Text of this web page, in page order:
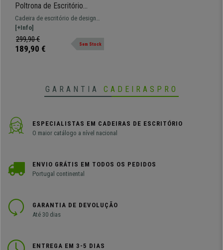
Poltrona de Escritório
RONDA PANO, Confortável e
Elegante, Base Metálica,
Creme
Cadeira de escritório de design
elegante e de qualidade. Formato
ergonómico, para uso intensivo.
[+Info]
299,90 €
189,90 € Sem Stock
GARANTIA CADEIRASPRO
ESPECIALISTAS EM CADEIRAS DE ESCRITÓRIO
O maior catálogo a nível nacional
ENVIO GRÁTIS EM TODOS OS PEDIDOS
Portugal continental
GARANTIA DE DEVOLUÇÃO
Até 30 dias
ENTREGA EM 3-5 DIAS